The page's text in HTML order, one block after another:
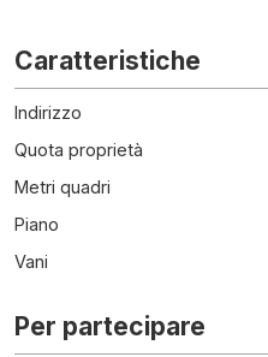
Caratteristiche
Indirizzo
Quota proprietà
Metri quadri
Piano
Vani
Per partecipare